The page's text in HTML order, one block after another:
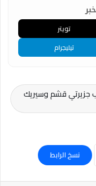
تويتر
تيليجرام
جزيرتي قشم وسيريك
نسخ الرابط